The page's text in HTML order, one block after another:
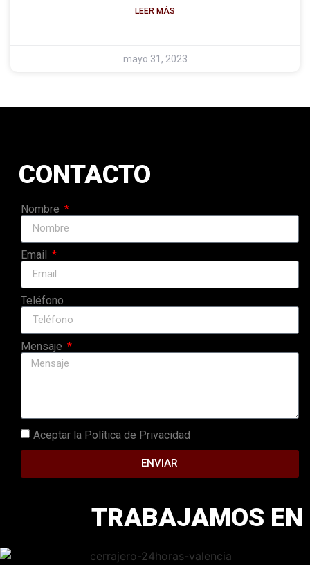
LEER MÁS
mayo 31, 2023
CONTACTO
Nombre
Email
Teléfono
Mensaje
Aceptar la Política de Privacidad
ENVIAR
TRABAJAMOS EN